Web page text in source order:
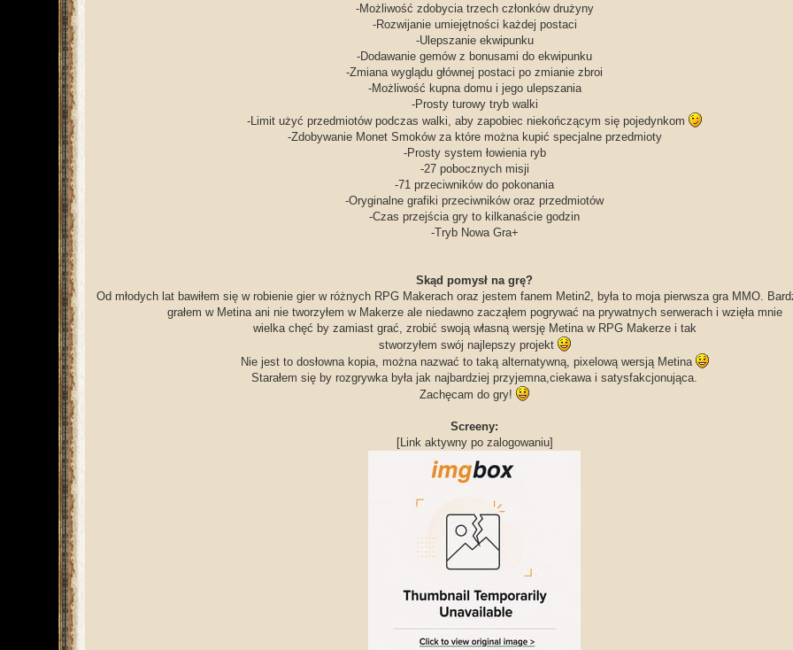
-Możliwość zdobycia trzech członków drużyny
-Rozwijanie umiejętności każdej postaci
-Ulepszanie ekwipunku
-Dodawanie gemów z bonusami do ekwipunku
-Zmiana wyglądu głównej postaci po zmianie zbroi
-Możliwość kupna domu i jego ulepszania
-Prosty turowy tryb walki
-Limit użyć przedmiotów podczas walki, aby zapobiec niekończącym się pojedynkom
-Zdobywanie Monet Smoków za które można kupić specjalne przedmioty
-Prosty system łowienia ryb
-27 pobocznych misji
-71 przeciwników do pokonania
-Oryginalne grafiki przeciwników oraz przedmiotów
-Czas przejścia gry to kilkanaście godzin
-Tryb Nowa Gra+
Skąd pomysł na grę?
Od młodych lat bawiłem się w robienie gier w różnych RPG Makerach oraz jestem fanem Metin2, była to moja pierwsza gra MMO.
grałem w Metina ani nie tworzyłem w Makerze ale niedawno zacząłem pogrywać na prywatnych serwerach i wzięła mnie
wielka chęć by zamiast grać, zrobić swoją własną wersję Metina w RPG Makerze i tak
stworzyłem swój najlepszy projekt
Nie jest to dosłowna kopia, można nazwać to taką alternatywną, pixelową wersją Metina
Starałem się by rozgrywka była jak najbardziej przyjemna,ciekawa i satysfakcjonująca.
Zachęcam do gry!
Screeny:
[Link aktywny po zalogowaniu]